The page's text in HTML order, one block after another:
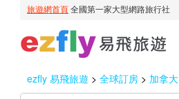
ezfly 易飛旅遊 > 全球訂房 > 加拿